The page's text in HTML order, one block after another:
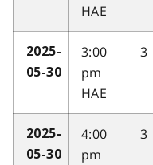
HAE
2025-
05-30
3:00
pm
HAE
3
2025-
05-30
4:00
pm
3